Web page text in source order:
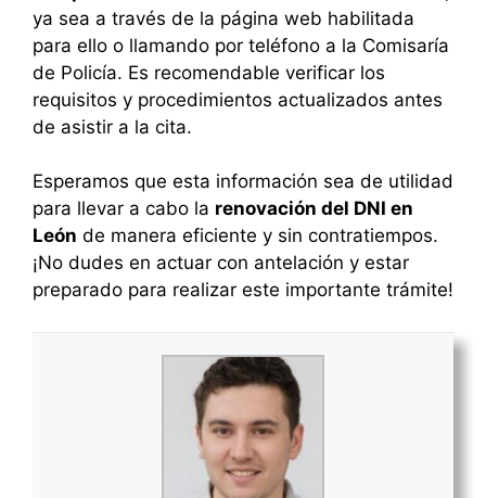
ya sea a través de la página web habilitada
para ello o llamando por teléfono a la Comisaría
de Policía. Es recomendable verificar los
requisitos y procedimientos actualizados antes
de asistir a la cita.
Esperamos que esta información sea de utilidad
para llevar a cabo la renovación del DNI en
León de manera eficiente y sin contratiempos.
¡No dudes en actuar con antelación y estar
preparado para realizar este importante trámite!